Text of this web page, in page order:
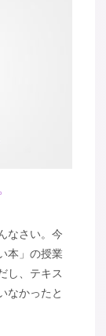
なさい。今
本」の授業
し、テキス
なかったと